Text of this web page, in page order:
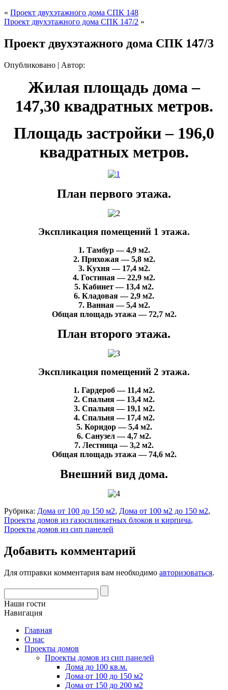
« Проект двухэтажного дома СПК 148
Проект двухэтажного дома СПК 147/2 »
Проект двухэтажного дома СПК 147/3
Опубликовано | Автор:
Жилая площадь дома –
147,30 квадратных метров.
Площадь застройки – 196,0
квадратных метров.
План первого этажа.
Экспликация помещений 1 этажа.
1. Тамбур — 4,9 м2.
2. Прихожая — 5,8 м2.
3. Кухня — 17,4 м2.
4. Гостиная — 22,9 м2.
5. Кабинет — 13,4 м2.
6. Кладовая — 2,9 м2.
7. Ванная — 5,4 м2.
Общая площадь этажа — 72,7 м2.
План второго этажа.
Экспликация помещений 2 этажа.
1. Гардероб — 11,4 м2.
2. Спальня — 13,4 м2.
3. Спальня — 19,1 м2.
4. Спальня — 17,4 м2.
5. Коридор — 5,4 м2.
6. Санузел — 4,7 м2.
7. Лестница — 3,2 м2.
Общая площадь этажа — 74,6 м2.
Внешний вид дома.
Рубрика: Дома от 100 до 150 м2, Дома от 100 м2 до 150 м2,
Проекты домов из газосиликатных блоков и кирпича,
Проекты домов из сип панелей
Добавить комментарий
Для отправки комментария вам необходимо авторизоваться.
Наши гости
Навигация
Главная
О нас
Проекты домов
Проекты домов из сип панелей
Дома до 100 кв.м.
Дома от 100 до 150 м2
Дома от 150 до 200 м2